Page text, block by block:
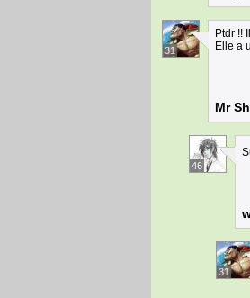
31
Ptdr !!
Elle a
Mr
46
31